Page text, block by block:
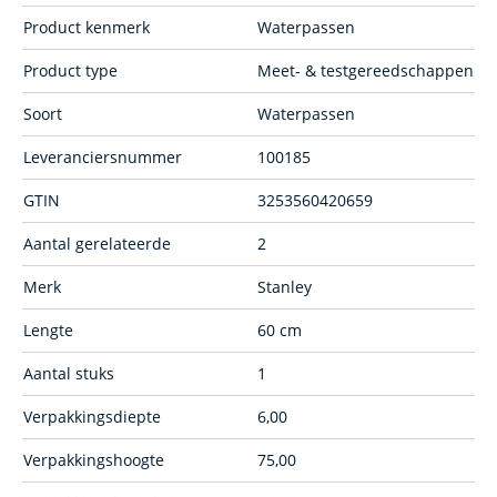
Product kenmerk Waterpassen
Product type Meet- & testgereedschappen
Soort Waterpassen
Leveranciersnummer 100185
GTIN 3253560420659
Aantal gerelateerde 2
Merk Stanley
Lengte 60 cm
Aantal stuks 1
Verpakkingsdiepte 6,00
Verpakkingshoogte 75,00